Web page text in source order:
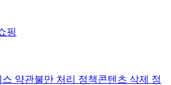
핑
스 약관불만 처리 정책콘텐츠 삭제 정